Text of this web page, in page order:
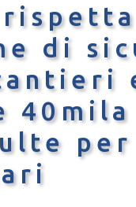
di
40mila